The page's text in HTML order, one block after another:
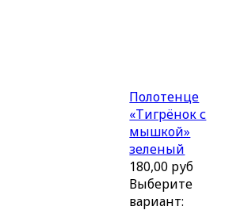
Полотенце
«Тигрёнок с
мышкой»
зеленый
180,00 руб
Выберите
вариант: